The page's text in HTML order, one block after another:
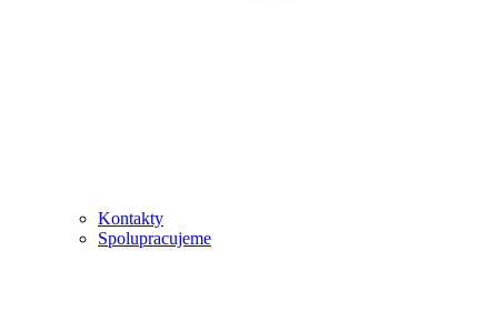
Kontakty
Spolupracujeme